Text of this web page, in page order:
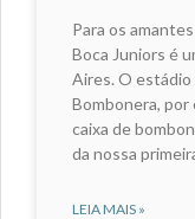
Para os
Boca Juniors é
Aires. O estádio
Bombonera, por
caixa de
da nossa
LEIA MAIS »